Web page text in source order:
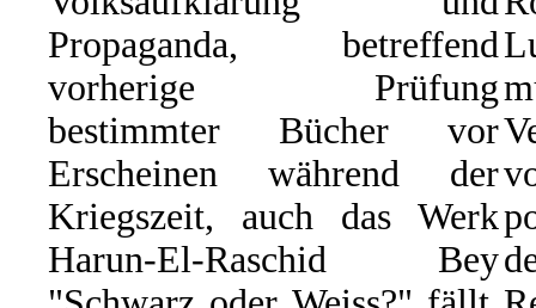
Propaganda, betreffend
vorherige Prüfung
bestimmter Bücher vor
Erscheinen während der
Kriegszeit, auch das Werk
Harun-El-Raschid Bey